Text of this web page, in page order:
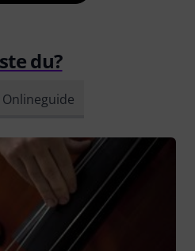
du?
Onlineguide